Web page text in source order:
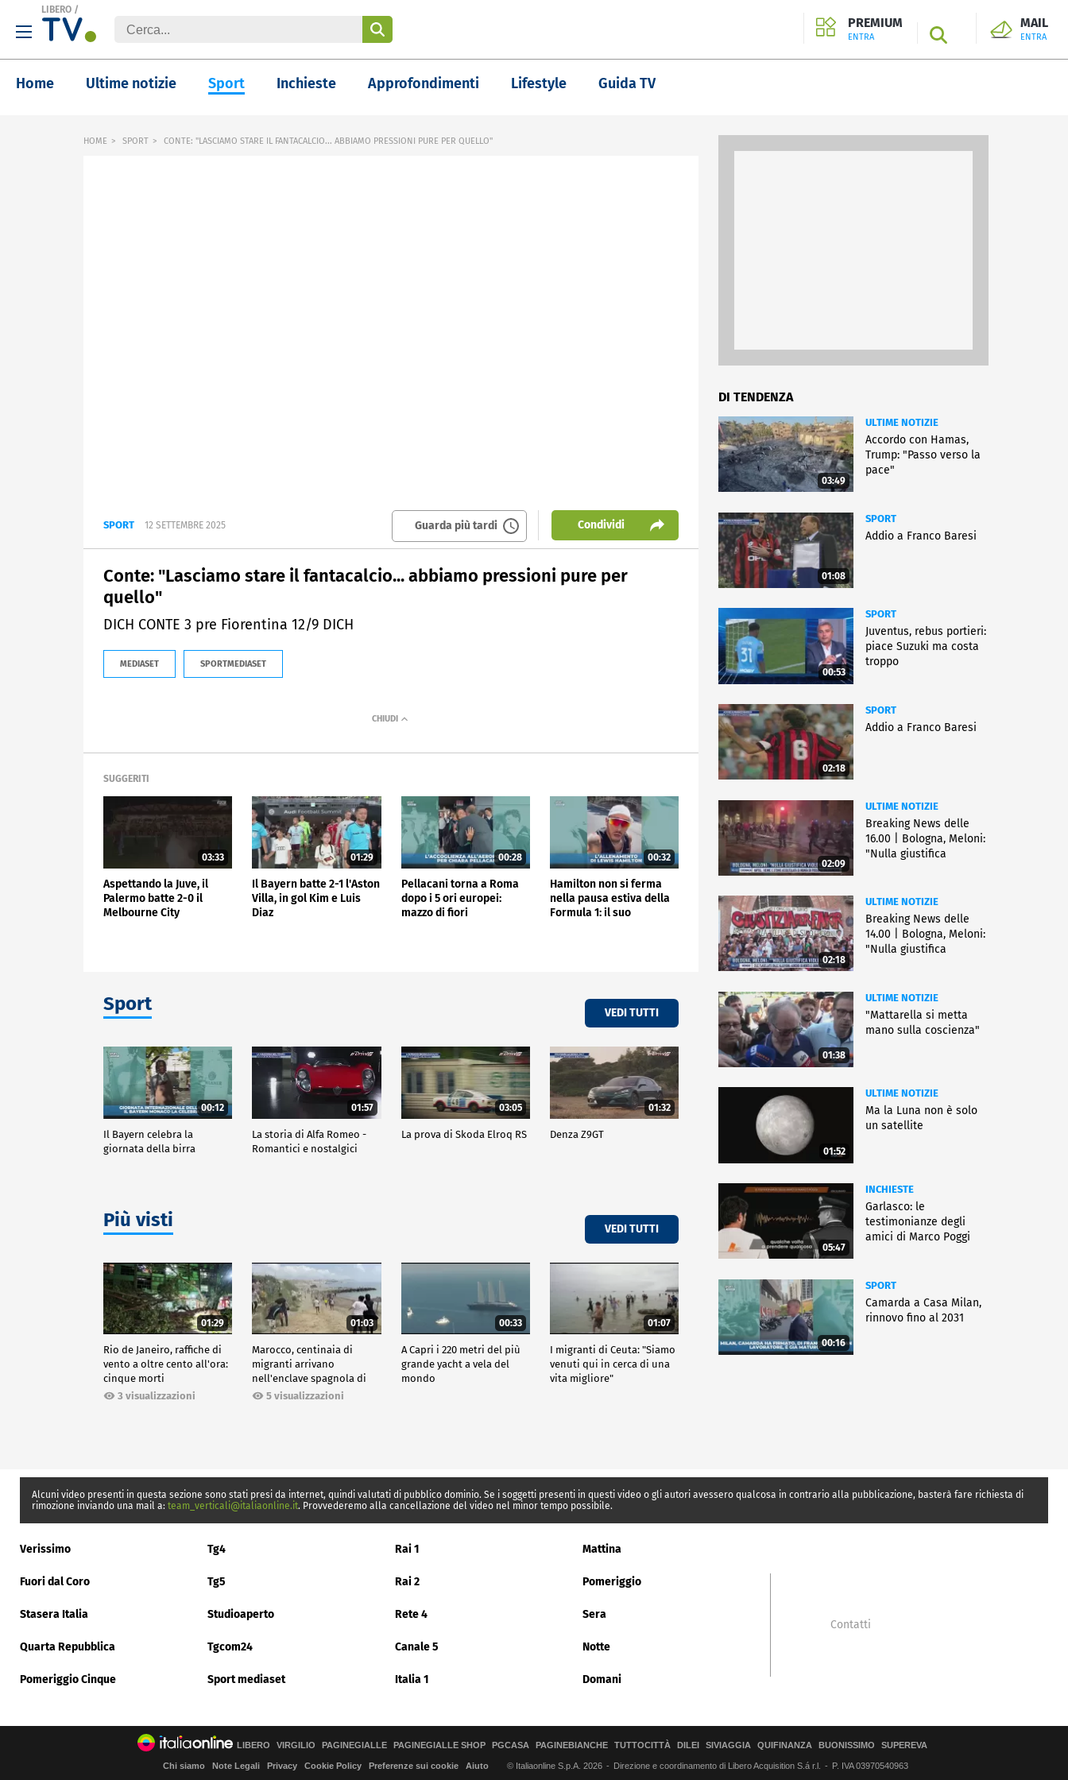
LIBERO /
PREMIUM
ENTRA SEARCH
MAIL
ENTRA
Home Ultime notizie Sport Inchieste Approfondimenti Lifestyle Guida TV
HOME SPORT CONTE: "LASCIAMO STARE IL FANTACALCIO... ABBIAMO PRESSIONI PURE PER QUELLO"
SPORT 12 SETTEMBRE 2025 Guarda più tardi Condividi
Conte: "Lasciamo stare il fantacalcio... abbiamo pressioni pure per
quello"
DICH CONTE 3 pre Fiorentina 12/9 DICH
MEDIASET SPORTMEDIASET
SUGGERITI
03:33
Aspettando la Juve, il
Palermo batte 2-0 il
Melbourne City
01:29
Il Bayern batte 2-1 l'Aston
Villa, in gol Kim e Luis
Diaz
00:28
Pellacani torna a Roma
dopo i 5 ori europei:
mazzo di fiori
00:32
Hamilton non si ferma
nella pausa estiva della
Formula 1: il suo
Sport VEDI TUTTI
00:12
Il Bayern celebra la
giornata della birra
01:57
La storia di Alfa Romeo -
Romantici e nostalgici
03:05
La prova di Skoda Elroq RS
01:32
Denza Z9GT
Più visti VEDI TUTTI
01:29
Rio de Janeiro, raffiche di
vento a oltre cento all'ora:
cinque morti
3 visualizzazioni
01:03
Marocco, centinaia di
migranti arrivano
nell'enclave spagnola di
Ceuta5 visualizzazioni
00:33
A Capri i 220 metri del più
grande yacht a vela del
mondo
01:07
I migranti di Ceuta: "Siamo
venuti qui in cerca di una
vita migliore"
DI TENDENZA
03:49
ULTIME NOTIZIE
Accordo con Hamas,
Trump: "Passo verso la
pace"
01:08
SPORT
Addio a Franco Baresi
00:53
SPORT
Juventus, rebus portieri:
piace Suzuki ma costa
troppo
02:18
SPORT
Addio a Franco Baresi
02:09
ULTIME NOTIZIE
Breaking News delle
16.00 | Bologna, Meloni:
"Nulla giustifica
02:18
ULTIME NOTIZIE
Breaking News delle
14.00 | Bologna, Meloni:
"Nulla giustifica
01:38
ULTIME NOTIZIE
"Mattarella si metta
mano sulla coscienza"
01:52
ULTIME NOTIZIE
Ma la Luna non è solo
un satellite
05:47
INCHIESTE
Garlasco: le
testimonianze degli
amici di Marco Poggi
00:16
SPORT
Camarda a Casa Milan,
rinnovo fino al 2031
Alcuni video presenti in questa sezione sono stati presi da internet, quindi valutati di pubblico dominio. Se i soggetti presenti in questi video o gli autori avessero qualcosa in contrario alla pubblicazione, basterà fare richiesta di
rimozione inviando una mail a: team_verticali@italiaonline.it. Provvederemo alla cancellazione del video nel minor tempo possibile.
Verissimo Tg4 Rai 1 Mattina
Fuori dal Coro Tg5 Rai 2 Pomeriggio
Stasera Italia Studioaperto Rete 4 Sera
Quarta Repubblica Tgcom24 Canale 5 Notte
Pomeriggio Cinque Sport mediaset Italia 1 Domani
Contatti
LIBERO VIRGILIO PAGINEGIALLE PAGINEGIALLE SHOP PGCASA PAGINEBIANCHE TUTTOCITTÀ DILEI SIVIAGGIA QUIFINANZA BUONISSIMO SUPEREVA
Chi siamo Note Legali Privacy Cookie Policy Preferenze sui cookie Aiuto © Italiaonline S.p.A. 2026 Direzione e coordinamento di Libero Acquisition S.á r.l. P. IVA 03970540963